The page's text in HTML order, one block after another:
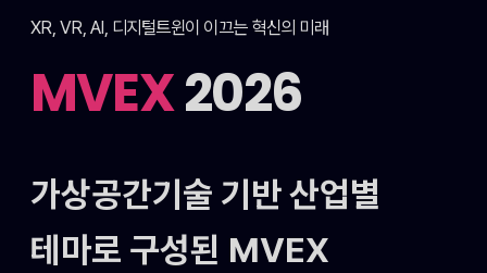
XR, VR, AI, 디지털트윈이 이끄는 혁신의 미래
MVEX2026
가상공간기술 기반 산업별
테마로 구성된 MVEX